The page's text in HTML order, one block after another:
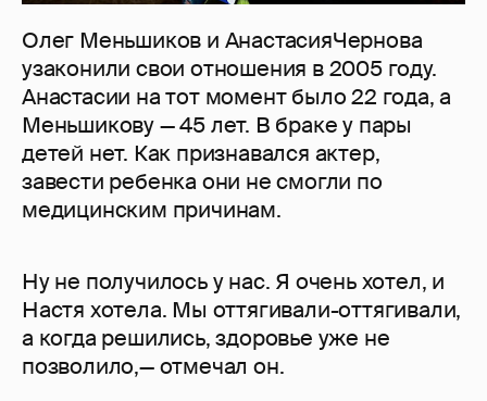
Олег Меньшиков и АнастасияЧернова
узаконили свои отношения в 2005 году.
Анастасии на тот момент было 22 года, а
Меньшикову — 45 лет. В браке у пары
детей нет. Как признавался актер,
завести ребенка они не смогли по
медицинским причинам.
Ну не получилось у нас. Я очень хотел, и
Настя хотела. Мы оттягивали-оттягивали,
а когда решились, здоровье уже не
позволило,— отмечал он.